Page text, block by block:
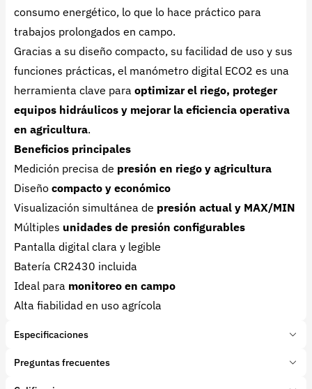
consumo energético, lo que lo hace práctico para
trabajos prolongados en campo.
Gracias a su diseño compacto, su facilidad de uso y sus
funciones prácticas, el manómetro digital ECO2 es una
herramienta clave para optimizar el riego, proteger
equipos hidráulicos y mejorar la eficiencia operativa
en agricultura.
Beneficios principales
Medición precisa de presión en riego y agricultura
Diseño compacto y económico
Visualización simultánea de presión actual y MAX/MIN
Múltiples unidades de presión configurables
Pantalla digital clara y legible
Batería CR2430 incluida
Ideal para monitoreo en campo
Alta fiabilidad en uso agrícola
Especificaciones
Marca: Ecologic Ingeniería
Preguntas frecuentes